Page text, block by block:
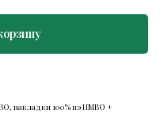
накладки 100% пэ НМВО +